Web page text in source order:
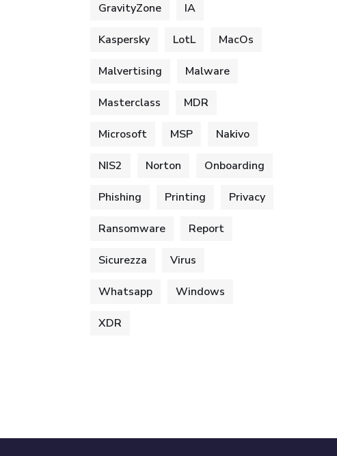
GravityZone IA
Kaspersky LotL MacOs
Malvertising Malware
Masterclass MDR
Microsoft MSP Nakivo
NIS2 Norton Onboarding
Phishing Printing Privacy
Ransomware Report
Sicurezza Virus
Whatsapp Windows
XDR